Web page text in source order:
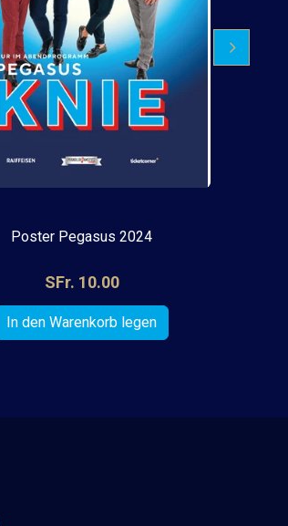
Poster Pegasus 2024
SFr. 10.00